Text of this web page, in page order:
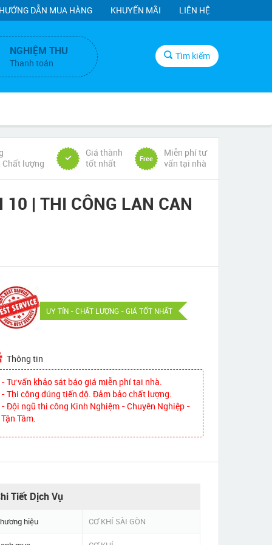
HƯỚNG DẪN MUA HÀNG KHUYẾN MÃI LIÊN HỆ
NGHIỆM THU
Thanh toán
Tìm kiếm
Chất lượng
Giá thành
tốt nhất
Free
Miễn phí tư
vấn tại nhà
| THI CÔNG LAN CAN
UY TÍN - CHẤT LƯỢNG - GIÁ TỐT NHẤT
Thông tin
- Tư vấn khảo sát báo giá miễn phí tại nhà.
- Thi công đúng tiến độ. Đảm bảo chất lượng.
- Đội ngũ thi công Kinh Nghiệm - Chuyên Nghiệp -
Tận Tâm.
Tiết Dịch Vụ
hiệu CƠ KHÍ SÀI GÒN